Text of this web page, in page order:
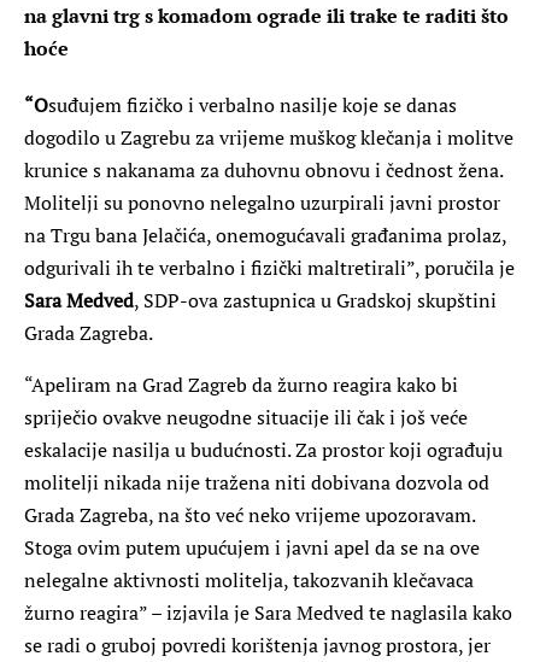
na glavni trg s komadom ograde ili trake te raditi što
hoće
“Osuđujem fizičko i verbalno nasilje koje se danas
dogodilo u Zagrebu za vrijeme muškog klečanja i molitve
krunice s nakanama za duhovnu obnovu i čednost žena.
Molitelji su ponovno nelegalno uzurpirali javni prostor
na Trgu bana Jelačića, onemogućavali građanima prolaz,
odgurivali ih te verbalno i fizički maltretirali”, poručila je
Sara Medved, SDP-ova zastupnica u Gradskoj skupštini
Grada Zagreba.
“Apeliram na Grad Zagreb da žurno reagira kako bi
spriječio ovakve neugodne situacije ili čak i još veće
eskalacije nasilja u budućnosti. Za prostor koji ograđuju
molitelji nikada nije tražena niti dobivana dozvola od
Grada Zagreba, na što već neko vrijeme upozoravam.
Stoga ovim putem upućujem i javni apel da se na ove
nelegalne aktivnosti molitelja, takozvanih klečavaca
žurno reagira” – izjavila je Sara Medved te naglasila kako
se radi o gruboj povredi korištenja javnog prostora, jer